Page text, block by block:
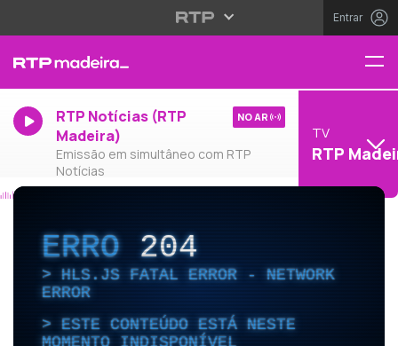
Entrar
RTP Notícias (RTP
Madeira)
Emissão em simultâneo com RTP
Notícias
NO AR
TV
RTP
ERRO204
HLS.JS FATAL ERROR - NETWORK
ERROR
ESTE CONTEÚDO ESTÁ NESTE
MOMENTO INDISPONÍVEL